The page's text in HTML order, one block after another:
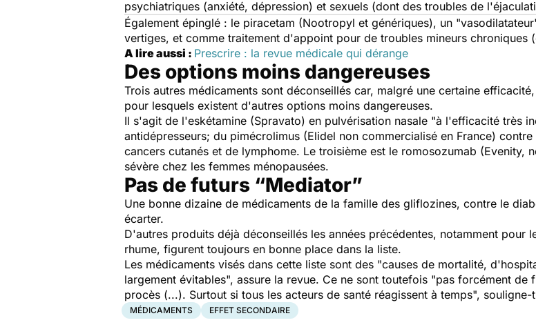
psychiatriques (anxiété, dépression) et sexuels (dont des troubles de
Également épinglé : le piracetam (Nootropyl et génériques), un "vasodilatateur
vertiges, et comme traitement d'appoint pour de troubles mineurs chroniques
A lire aussi : Prescrire : la revue médicale qui dérange
Des options moins dangereuses
Trois autres médicaments sont déconseillés car, malgré une certaine
pour lesquels existent d'autres options moins dangereuses.
Il s'agit de l'eskétamine (Spravato) en pulvérisation nasale "à l'efficacité très
antidépresseurs; du pimécrolimus (Elidel non commercialisé en France)
cancers cutanés et de lymphome. Le troisième est le romosozumab (Evenity,
sévère chez les femmes ménopausées.
Pas de futurs “Mediator”
Une bonne dizaine de médicaments de la famille des gliflozines, contre le
écarter.
D'autres produits déjà déconseillés les années précédentes, notamment
rhume, figurent toujours en bonne place dans la liste.
Les médicaments visés dans cette liste sont des "causes de mortalité,
largement évitables", assure la revue. Ce ne sont toutefois "pas forcément de
procès (...). Surtout si tous les acteurs de santé réagissent à temps", souligne-
MÉDICAMENTS EFFET SECONDAIRE